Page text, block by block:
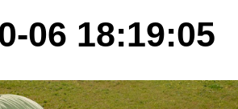
06 18:19:05